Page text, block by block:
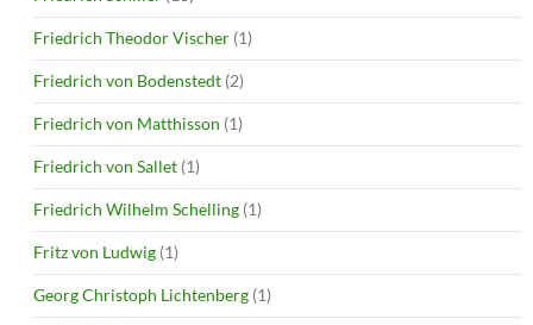
Friedrich Theodor Vischer (1)
Friedrich von Bodenstedt (2)
Friedrich von Matthisson (1)
Friedrich von Sallet (1)
Friedrich Wilhelm Schelling (1)
Fritz von Ludwig (1)
Georg Christoph Lichtenberg (1)